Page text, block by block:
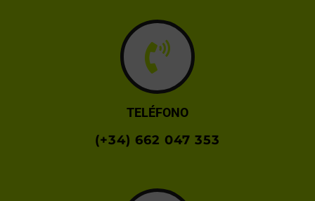
TELÉFONO
(+34) 662 047 353